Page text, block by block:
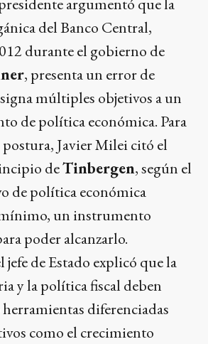
del Banco Central,
durante el gobierno de
, presenta un error de
múltiples objetivos a un
de política económica. Para
Javier Milei citó el
deTinbergen, según el
de política económica
un instrumento
poder alcanzarlo.
jefe de Estado explicó que la
y la política fiscal deben
diferenciadas
como el crecimiento